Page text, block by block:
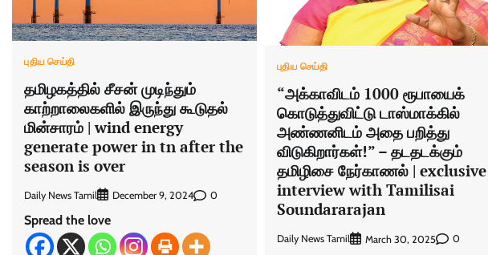
புதிய செய்தி
தமிழகத்தில் சீசன் முடிந்தும்
காற்றாலைகளில் இருந்து கூடுதல்
மின்சாரம் | wind energy
generate power in tn after the
season is over
Daily News Tamil December 9, 2024 0
Spread the love
புதிய செய்தி
“அக்காவிடம் 1000 ரூபாயைக்
கொடுத்துவிட்டு டாஸ்மாக்கில்
அண்ணனிடம் அதை பறித்து
விடுகிறார்கள்!” – தடதடக்கும்
தமிழிசை நேர்காணல் | exclusive
interview with Tamilisai
Soundararajan
Daily News Tamil March 30, 2025 0